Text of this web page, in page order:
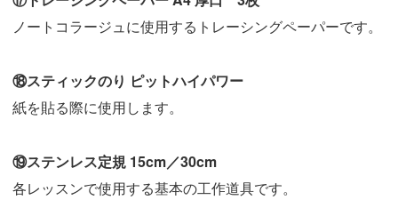
ノートコラージュに使用するトレーシングペーパーです。
⑱スティックのり ピットハイパワー
紙を貼る際に使用します。
⑲ステンレス定規 15cm／30cm
各レッスンで使用する基本の工作道具です。